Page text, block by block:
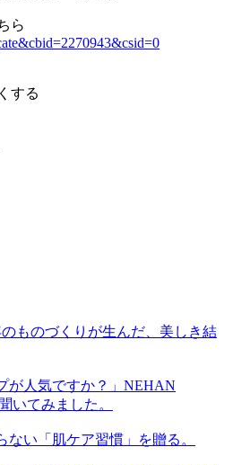
ら
する
ものづくりが生んだ、美しき結
が人気ですか？」NEHAN
いてみました。
ない「肌ケア習慣」を贈る。